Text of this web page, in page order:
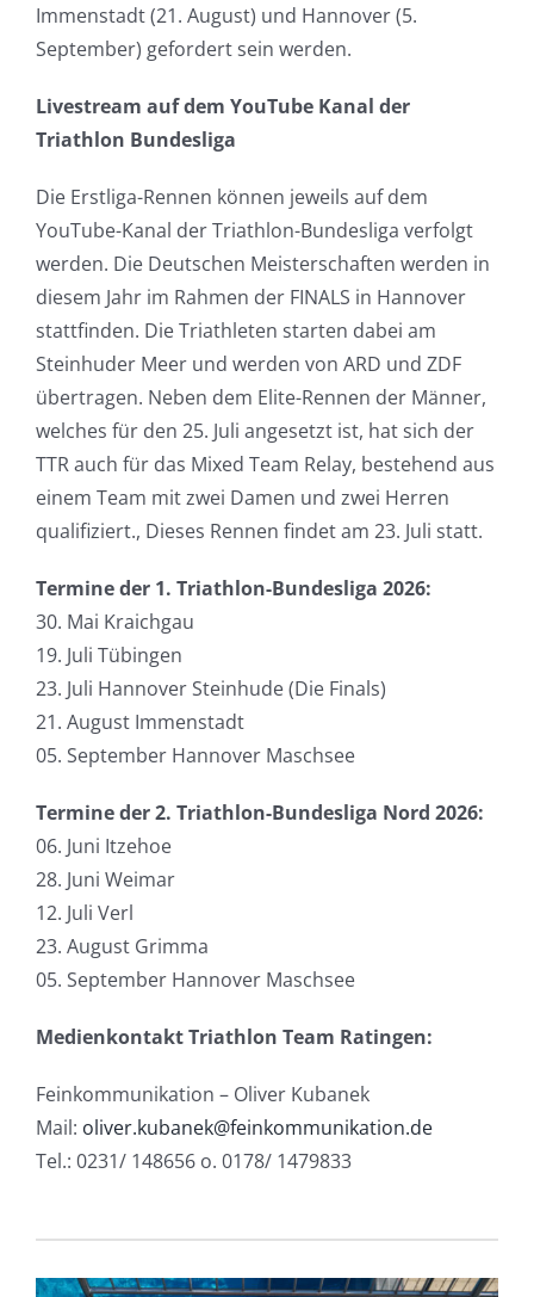
Immenstadt (21. August) und Hannover (5.
September) gefordert sein werden.
Livestream auf dem YouTube Kanal der
Triathlon Bundesliga
Die Erstliga-Rennen können jeweils auf dem
YouTube-Kanal der Triathlon-Bundesliga verfolgt
werden. Die Deutschen Meisterschaften werden in
diesem Jahr im Rahmen der FINALS in Hannover
stattfinden. Die Triathleten starten dabei am
Steinhuder Meer und werden von ARD und ZDF
übertragen. Neben dem Elite-Rennen der Männer,
welches für den 25. Juli angesetzt ist, hat sich der
TTR auch für das Mixed Team Relay, bestehend aus
einem Team mit zwei Damen und zwei Herren
qualifiziert., Dieses Rennen findet am 23. Juli statt.
Termine der 1. Triathlon-Bundesliga 2026:
30. Mai Kraichgau
19. Juli Tübingen
23. Juli Hannover Steinhude (Die Finals)
21. August Immenstadt
05. September Hannover Maschsee
Termine der 2. Triathlon-Bundesliga Nord 2026:
06. Juni Itzehoe
28. Juni Weimar
12. Juli Verl
23. August Grimma
05. September Hannover Maschsee
Medienkontakt Triathlon Team Ratingen:
Feinkommunikation – Oliver Kubanek
Mail: oliver.kubanek@feinkommunikation.de
Tel.: 0231/ 148656 o. 0178/ 1479833